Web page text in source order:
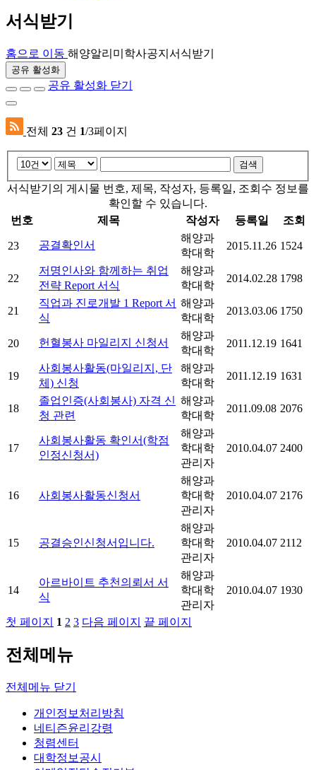
서식받기
홈으로 이동 해양알리미 학사공지 서식받기
공유 활성화
공유 활성화 닫기
전체 23 건 1/3페이지
검색
서식받기의 게시물 번호, 제목, 작성자, 등록일, 조회수 정보를
확인할 수 있습니다.
번호
제목 작성자 등록일 조회
23 공결확인서
해양과
학대학
2015.11.26 1524
22
저명인사와 함께하는 취업
전략 Report 서식
해양과
학대학
2014.02.28 1798
21
직업과 진로개발 1 Report 서
식
해양과
학대학
2013.03.06 1750
20 헌혈봉사 마일리지 신청서
해양과
학대학
2011.12.19 1641
19
사회봉사활동(마일리지, 단
체) 신청
해양과
학대학
2011.12.19 1631
18
졸업인증(사회봉사) 자격 신
청 관련
해양과
학대학
2011.09.08 2076
17
사회봉사활동 확인서(학점
인정신청서)
해양과
학대학
관리자
2010.04.07 2400
16 사회봉사활동신청서
해양과
학대학
관리자
2010.04.07 2176
15 공결승인신청서입니다.
해양과
학대학
관리자
2010.04.07 2112
14
아르바이트 추천의뢰서 서
식
해양과
학대학
관리자
2010.04.07 1930
첫 페이지 1 2 3 다음 페이지 끝 페이지
전체메뉴
전체메뉴 닫기
개인정보처리방침
네티즌윤리강령
청렴센터
대학정보공시